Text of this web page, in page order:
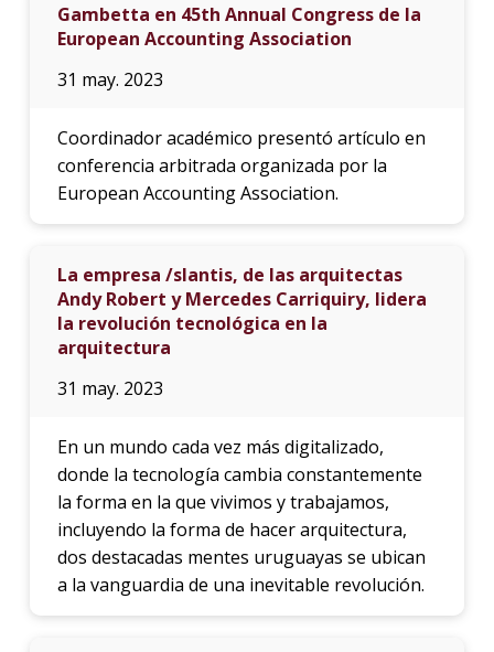
Gambetta en 45th Annual Congress de la
European Accounting Association
31 may. 2023
Coordinador académico presentó artículo en
conferencia arbitrada organizada por la
European Accounting Association.
La empresa /slantis, de las arquitectas
Andy Robert y Mercedes Carriquiry, lidera
la revolución tecnológica en la
arquitectura
31 may. 2023
En un mundo cada vez más digitalizado,
donde la tecnología cambia constantemente
la forma en la que vivimos y trabajamos,
incluyendo la forma de hacer arquitectura,
dos destacadas mentes uruguayas se ubican
a la vanguardia de una inevitable revolución.